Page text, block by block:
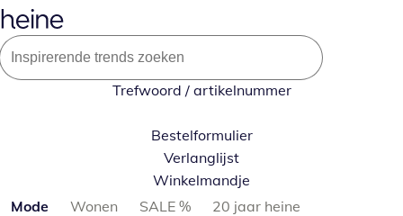
Trefwoord / artikelnummer
Bestelformulier
Verlanglijst
Winkelmandje
Productcategorieën overslaan
Mode Wonen SALE %
20 jaar heine